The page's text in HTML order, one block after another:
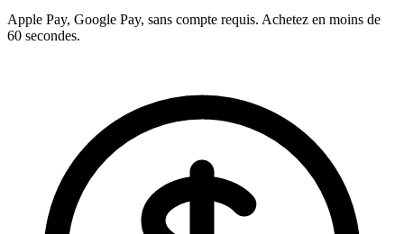
Apple Pay, Google Pay, sans compte requis. Achetez en moins de
60 secondes.